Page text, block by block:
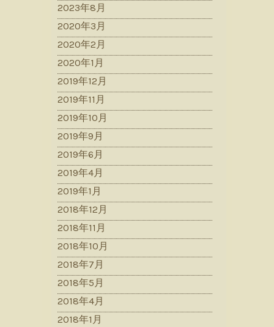
2023年8月
2020年3月
2020年2月
2020年1月
2019年12月
2019年11月
2019年10月
2019年9月
2019年6月
2019年4月
2019年1月
2018年12月
2018年11月
2018年10月
2018年7月
2018年5月
2018年4月
2018年1月